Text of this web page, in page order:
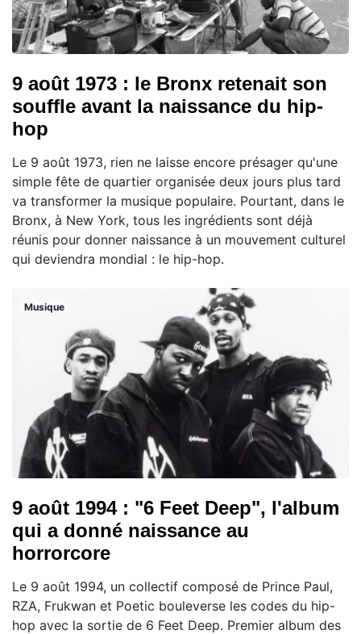
9 août 1973 : le Bronx retenait son
souffle avant la naissance du hip-
hop
Le 9 août 1973, rien ne laisse encore présager qu'une
simple fête de quartier organisée deux jours plus tard
va transformer la musique populaire. Pourtant, dans le
Bronx, à New York, tous les ingrédients sont déjà
réunis pour donner naissance à un mouvement culturel
qui deviendra mondial : le hip-hop.
Musique
9 août 1994 : "6 Feet Deep", l'album
qui a donné naissance au
horrorcore
Le 9 août 1994, un collectif composé de Prince Paul,
RZA, Frukwan et Poetic bouleverse les codes du hip-
hop avec la sortie de 6 Feet Deep. Premier album des